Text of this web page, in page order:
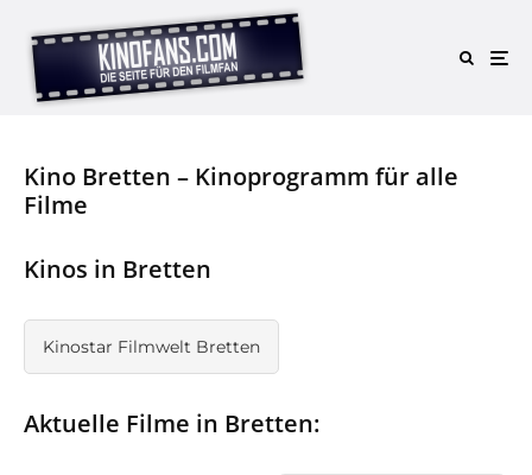
Kino Bretten – Kinoprogramm für alle
Filme
Kinos in Bretten
Kinostar Filmwelt Bretten
Aktuelle Filme in Bretten: